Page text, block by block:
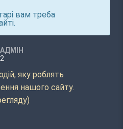
вам треба
АДМІН
яку роблять
нашого сайту.